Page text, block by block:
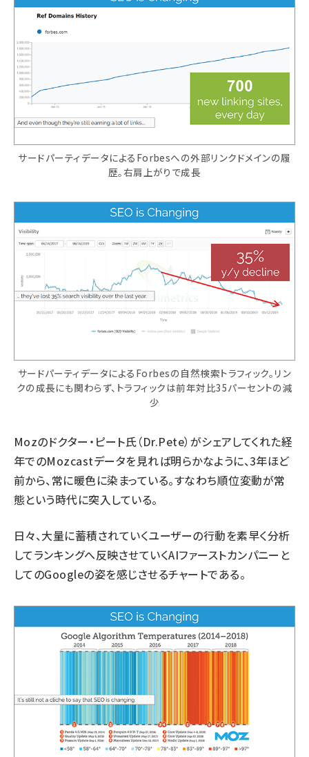
サードパーティデータによるForbesへの外部リンクドメインの履
歴。右肩上がりで成長
サードパーティデータによるForbesの自然検索トラフィック。リン
クの成長にも関わらず、トラフィックは前年対比35パーセントの減
少
Mozのドクター・ピート氏（Dr.Pete）がシェアしてくれた経
年でのMozcastデータを見れば明らかなように、3年ほど
前から、常に暖色に染まっている。すなわち順位変動が常
態という時代に突入している。
日々、大量に蓄積されていくユーザーの行動を素早く分析
してランキングへ反映させていくAIファーストカンパニーと
してのGoogleの姿を感じさせるチャートである。